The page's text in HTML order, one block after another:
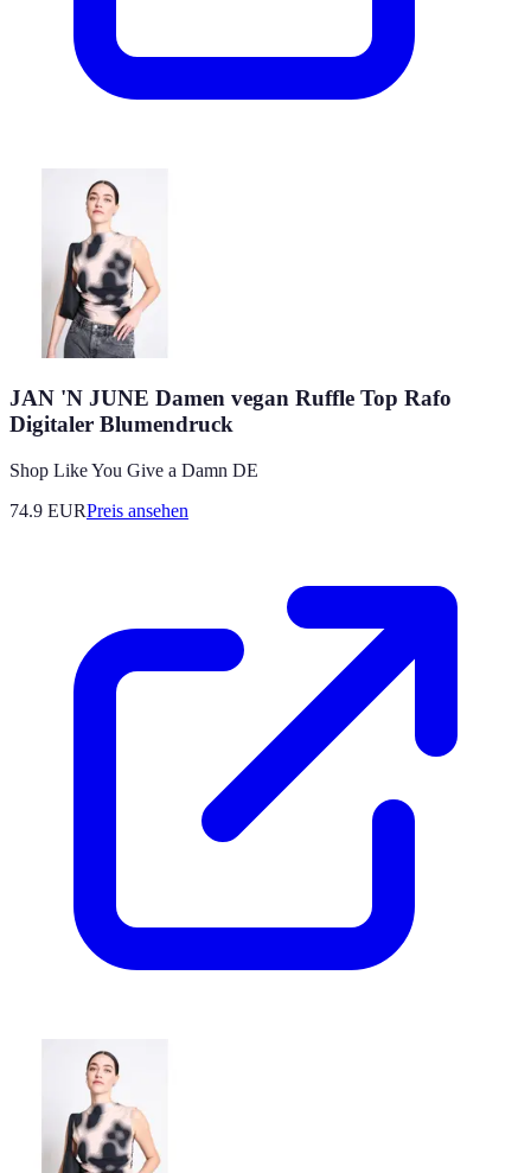
JAN 'N JUNE Damen vegan Ruffle Top Rafo
Digitaler Blumendruck
Shop Like You Give a Damn DE
74.9 EURPreis ansehen